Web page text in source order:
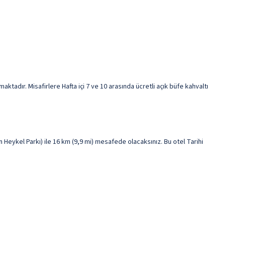
Misafirlere Hafta içi 7 ve 10 arasında ücretli açık büfe kahvaltı
Parkı) ile 16 km (9,9 mi) mesafede olacaksınız. Bu otel Tarihi